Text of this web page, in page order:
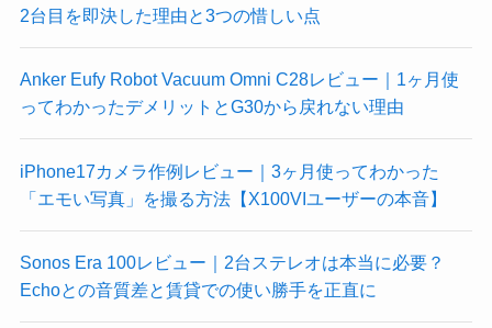
2台目を即決した理由と3つの惜しい点
Anker Eufy Robot Vacuum Omni C28レビュー｜1ヶ月使
ってわかったデメリットとG30から戻れない理由
iPhone17カメラ作例レビュー｜3ヶ月使ってわかった
「エモい写真」を撮る方法【X100VIユーザーの本音】
Sonos Era 100レビュー｜2台ステレオは本当に必要？
Echoとの音質差と賃貸での使い勝手を正直に